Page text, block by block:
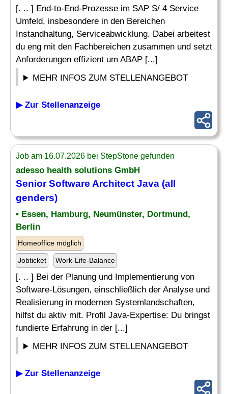
[. .. ] End-to-End-Prozesse im SAP S/ 4 Service
Umfeld, insbesondere in den Bereichen
Instandhaltung, Serviceabwicklung. Dabei arbeitest
du eng mit den Fachbereichen zusammen und setzt
Anforderungen effizient um ABAP [...]
MEHR INFOS ZUM STELLENANGEBOT
▶ Zur Stellenanzeige
Job am 16.07.2026 bei StepStone gefunden
adesso health solutions GmbH
Senior Software Architect Java (all
genders)
• Essen, Hamburg, Neumünster, Dortmund,
Berlin
Homeoffice möglich
Jobticket Work-Life-Balance
[. .. ] Bei der Planung und Implementierung von
Software-Lösungen, einschließlich der Analyse und
Realisierung in modernen Systemlandschaften,
hilfst du aktiv mit. Profil Java-Expertise: Du bringst
fundierte Erfahrung in der [...]
MEHR INFOS ZUM STELLENANGEBOT
▶ Zur Stellenanzeige